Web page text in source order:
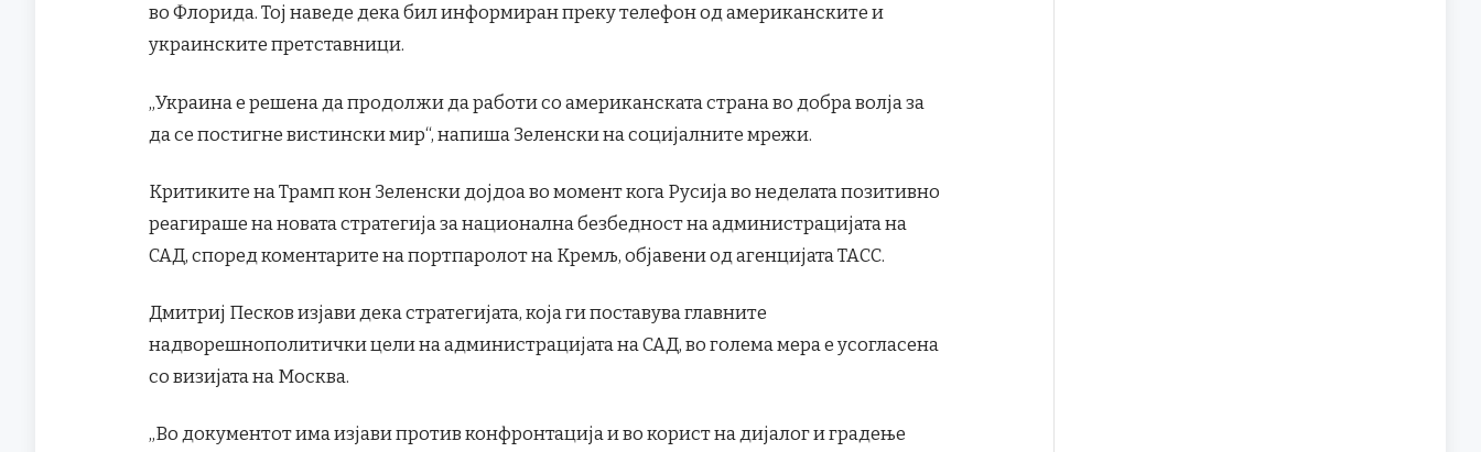
во Флорида. Тој наведе дека бил информиран преку телефон од американските и
украинските претставници.
„Украина е решена да продолжи да работи со американската страна во добра волја за
да се постигне вистински мир“, напиша Зеленски на социјалните мрежи.
Критиките на Трамп кон Зеленски дојдоа во момент кога Русија во неделата позитивно
реагираше на новата стратегија за национална безбедност на администрацијата на
САД, според коментарите на портпаролот на Кремљ, објавени од агенцијата ТАСС.
Дмитриј Песков изјави дека стратегијата, која ги поставува главните
надворешнополитички цели на администрацијата на САД, во голема мера е усогласена
со визијата на Москва.
„Во документот има изјави против конфронтација и во корист на дијалог и градење